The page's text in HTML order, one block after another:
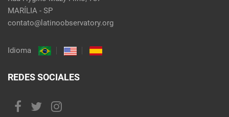
MARÍLIA - SP
contato@latinoobservatory.org
Idioma
REDES SOCIALES